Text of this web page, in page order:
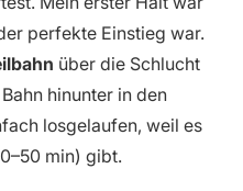
perfekte Einstieg war.
über die Schlucht
hinunter in den
losgelaufen, weil es
min) gibt.